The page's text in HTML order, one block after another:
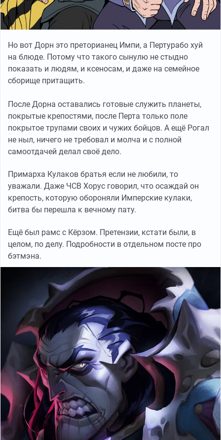
Но вот Дорн это преторианец Импи, а Пертурабо хуй
на блюде. Потому что такого сынулю не стыдно
показать и людям, и ксеносам, и даже на семейное
сборище притащить.
После Дорна оставались готовые служить планеты,
покрытые крепостями, после Перта только поле
покрытое трупами своих и чужих бойцов. А ещё Рогал
не ныл, ничего не требовал и молча и с полной
самоотдачей делал своё дело.
Примарха Кулаков братья если не любили, то
уважали. Даже ЧСВ Хорус говорил, что осаждай он
крепость, которую обороняли Имперские кулаки,
битва бы перешла к вечному пату.
Ещё был рамс с Кёрзом. Претензии, кстати были, в
целом, по делу. Подробности в отдельном посте про
бэтмэна.